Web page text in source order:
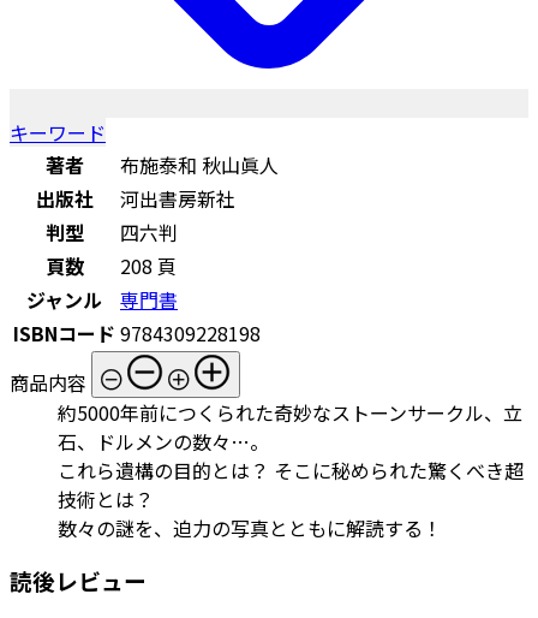
キーワード
著者
布施泰和 秋山眞人
出版社
河出書房新社
判型
四六判
頁数
208 頁
ジャンル
専門書
ISBNコード 9784309228198
商品内容
約5000年前につくられた奇妙なストーンサークル、立
石、ドルメンの数々…。
これら遺構の目的とは？ そこに秘められた驚くべき超
技術とは？
数々の謎を、迫力の写真とともに解読する！
読後レビュー